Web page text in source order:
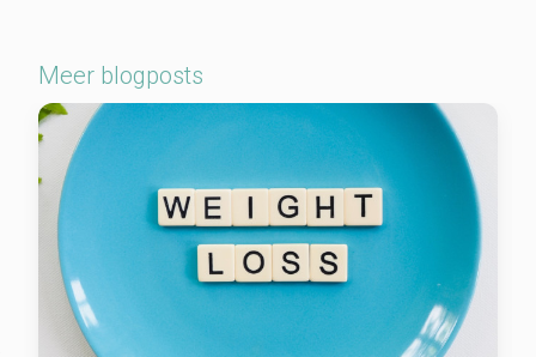
Meer blogposts